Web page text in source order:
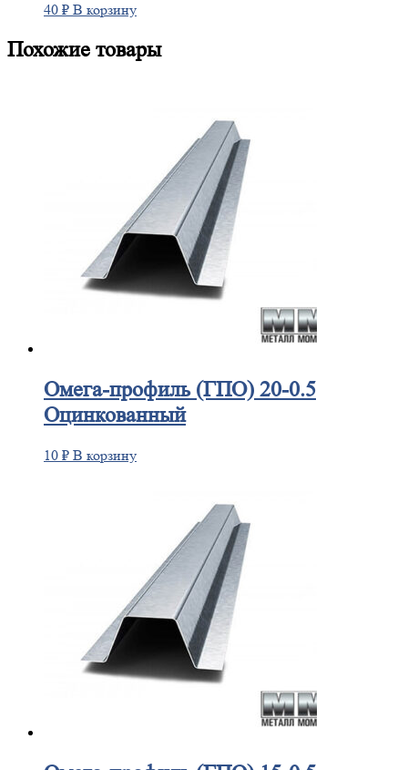
40 ₽ В корзину
Похожие товары
Омега-профиль(ГПО) 20-0.5
Оцинкованный
10 ₽ В корзину